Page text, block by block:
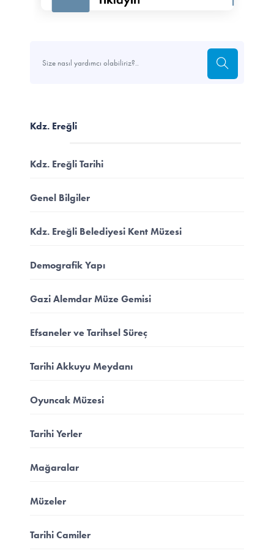
Kdz. Ereğli
Kdz. Ereğli Tarihi
Genel Bilgiler
Kdz. Ereğli Belediyesi Kent Müzesi
Demografik Yapı
Gazi Alemdar Müze Gemisi
Efsaneler ve Tarihsel Süreç
Tarihi Akkuyu Meydanı
Oyuncak Müzesi
Tarihi Yerler
Mağaralar
Müzeler
Tarihi Camiler